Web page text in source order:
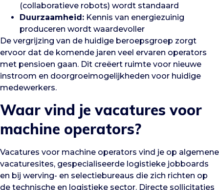
(collaboratieve robots) wordt standaard
Duurzaamheid: Kennis van energiezuinig
produceren wordt waardevoller
De vergrijzing van de huidige beroepsgroep zorgt
ervoor dat de komende jaren veel ervaren operators
met pensioen gaan. Dit creëert ruimte voor nieuwe
instroom en doorgroeimogelijkheden voor huidige
medewerkers.
Waar vind je vacatures voor
machine operators?
Vacatures voor machine operators vind je op algemene
vacaturesites, gespecialiseerde logistieke jobboards
en bij werving- en selectiebureaus die zich richten op
de technische en logistieke sector. Directe sollicitaties